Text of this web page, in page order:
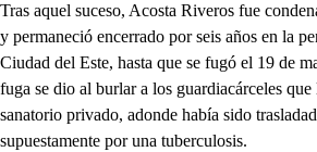
Tras aquel suceso, Acosta Riveros fue
y permaneció encerrado por seis años en la
Ciudad del Este, hasta que se fugó el 19 de
fuga se dio al burlar a los guardiacárceles
sanatorio privado, adonde había sido
supuestamente por una tuberculosis.